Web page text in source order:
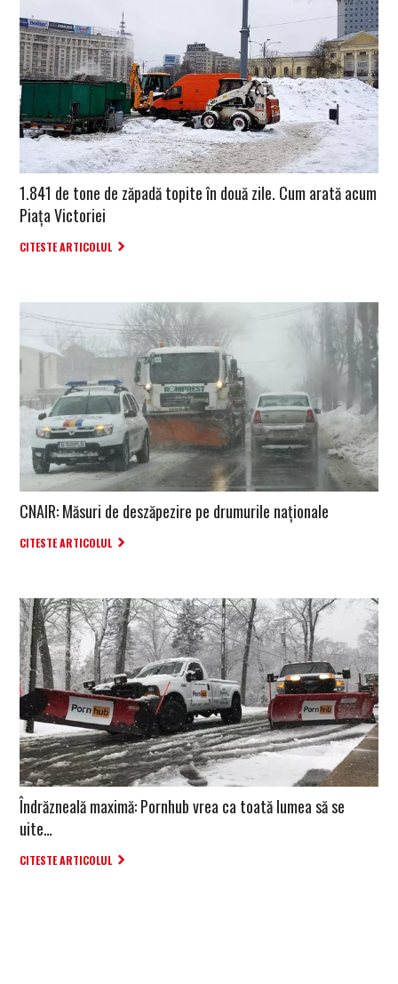
1.841 de tone de zăpadă topite în două zile. Cum arată acum
Piața Victoriei
CITESTE ARTICOLUL
CNAIR: Măsuri de deszăpezire pe drumurile naţionale
CITESTE ARTICOLUL
Îndrăzneală maximă: Pornhub vrea ca toată lumea să se
uite…
CITESTE ARTICOLUL